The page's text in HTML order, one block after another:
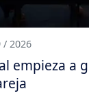
/ 2026
empieza a